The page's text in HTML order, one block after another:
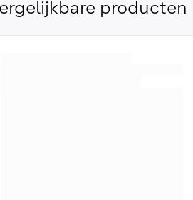
producten